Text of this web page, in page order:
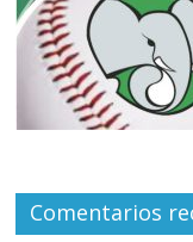
Comentarios